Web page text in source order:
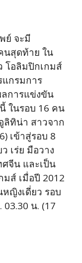
ย์ จะมี
นสุดท้าย ใน
โอลิมปิกเกมส์
แกรมการ
การแข่งขัน
ในรอบ 16 คน
ลิทิน่า สาวจาก
เข้าสู่รอบ 8
เร่ย มือวาง
ศจีน และเป็น
มส์ เมื่อปี 2012
ญิงเดี่ยว รอบ
น. (17